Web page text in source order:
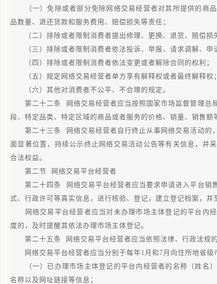
（一）免除或者部分免除网络交易经营者对其所提供的商
品数量、退还货款和服务费用、赔偿损失等责任；
（二）排除或者限制消费者提出修理、更换、退货、赔偿损
（三）排除或者限制消费者依法投诉、举报、请求调解、申
（四）排除或者限制消费者依法变更或者解除合同的权利；
（五）规定网络交易经营者单方享有解释权或者最终解释权
（六）其他对消费者不公平、不合理的规定。
第二十二条 网络交易经营者应当按照国家市场监督管理总
段、特定品类、特定区域的商品或者服务的价格、销量、销售额
第二十三条 网络交易经营者自行终止从事网络交易活动的
面显著位置，持续公示终止网络交易活动公告等有关信息，并
合法权益。
第二节 网络交易平台经营者
第二十四条 网络交易平台经营者应当要求申请进入平台销
式、行政许可等真实信息，进行核验、登记，建立登记档案，并
网络交易平台经营者应当对未办理市场主体登记的平台内
度的，及时提醒其依法办理市场主体登记。
第二十五条 网络交易平台经营者应当依照法律、行政法规
网络交易平台经营者应当分别于每年1月和7月向住所地省级
（一）已办理市场主体登记的平台内经营者的名称（姓名
名称以及网址链接等信息；